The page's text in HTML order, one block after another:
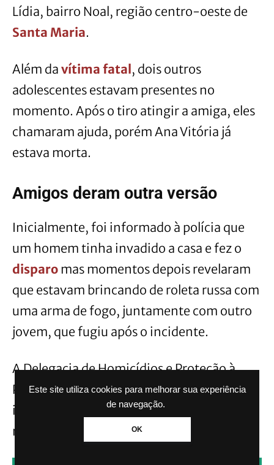
Este site utiliza cookies para melhorar sua experiência
de navegação.
OK
Lídia, bairro Noal, região centro-oeste de
Santa Maria.
Além da vítima fatal , dois outros
adolescentes estavam presentes no
momento. Após o tiro atingir a amiga, eles
chamaram ajuda, porém Ana Vitória já
estava morta.
Amigos deram outra versão
Inicialmente, foi informado à polícia que
um homem tinha invadido a casa e fez o
disparo mas momentos depois revelaram
que estavam brincando de roleta russa com
uma arma de fogo, juntamente com outro
jovem, que fugiu após o incidente.
A Delegacia de Homicídios e Proteção à
Pessoa (DHPP), de Santa Maria já está
investigando o caso, mas até o momento
ninguém foi preso ou detido.